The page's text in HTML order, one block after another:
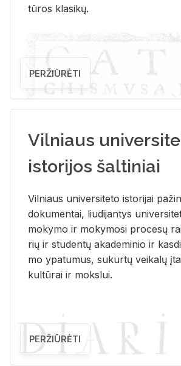
tū­ros kla­si­kų.
PERŽIŪRĖTI
Vilniaus
istorijos šaltiniai
Vil­niaus uni­ver­si­te­to is­to­ri­jai
do­ku­men­tai, liu­di­jan­tys
mo­ky­mo ir mo­ky­mo­si pro­ce­sų
rių ir stu­den­tų aka­de­mi­nio ir
mo ypa­tu­mus, su­kur­tų vei­ka­lų
kul­tū­rai ir moks­lui.
PERŽIŪRĖTI